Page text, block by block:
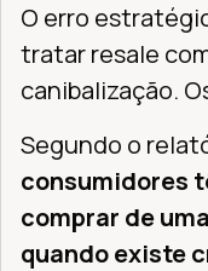
O erro
tratar resale
canibalização.
Segundo o
consumidores
comprar de
quando existe